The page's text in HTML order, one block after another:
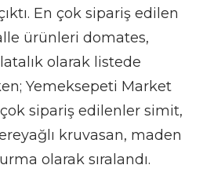
En çok sipariş edilen
ürünleri domates,
olarak listede
Yemeksepeti Market
sipariş edilenler simit,
kruvasan, maden
olarak sıralandı.